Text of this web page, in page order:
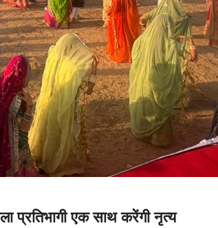
प्रतिभागी एक साथ करेंगी नृत्य